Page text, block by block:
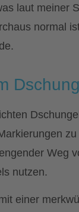
laut meiner
normal
Weg
nutzen.
einer